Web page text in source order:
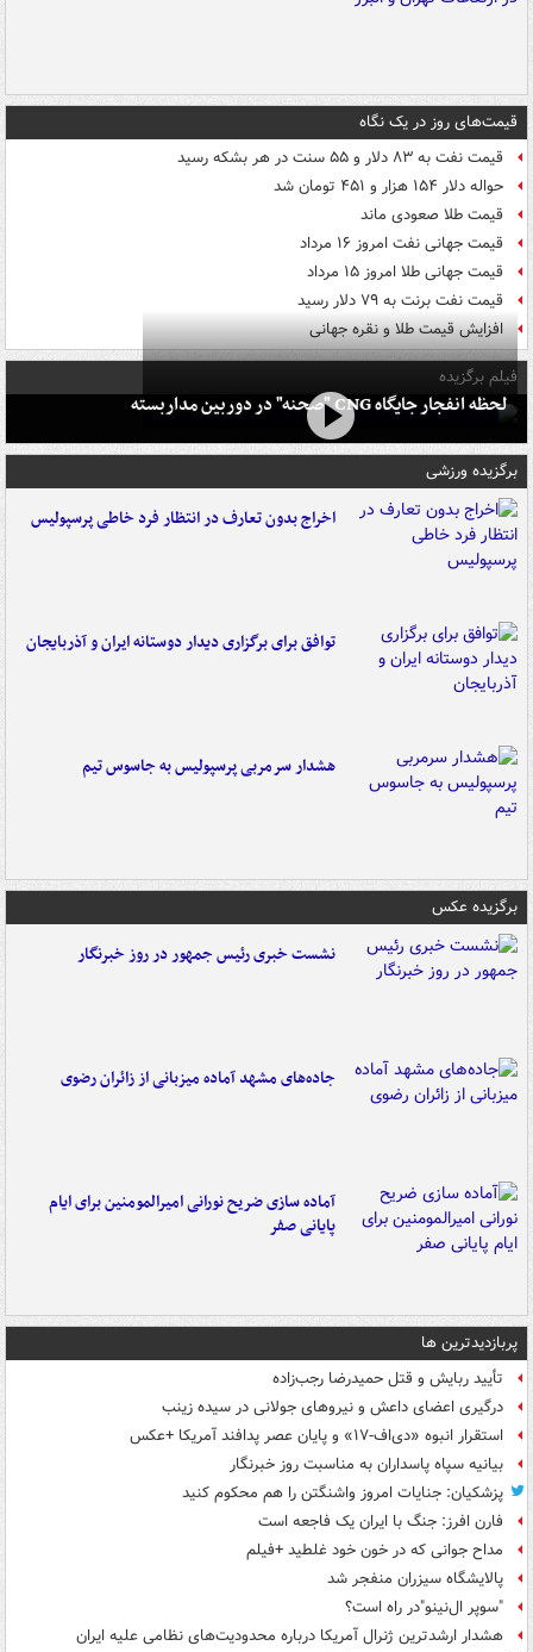
قیمت‌های روز در یک نگاه
قیمت نفت به ۸۳ دلار و ۵۵ سنت در هر بشکه رسید
حواله دلار ۱۵۴ هزار و ۴۵۱ تومان شد
قیمت طلا صعودی ماند
قیمت جهانی نفت امروز ۱۶ مرداد
قیمت جهانی طلا امروز ۱۵ مرداد
قیمت نفت برنت به ۷۹ دلار رسید
افزایش قیمت طلا و نقره جهانی
فیلم برگزیده
لحظه انفجار جایگاه CNG "صحنه" در دوربین مداربسته
برگزیده ورزشی
اخراج بدون تعارف در انتظار فرد خاطی پرسپولیس
توافق برای برگزاری دیدار دوستانه ایران و آذربایجان
هشدار سرمربی پرسپولیس به جاسوس تیم
برگزیده عکس
نشست خبری رئیس جمهور در روز خبرنگار
جاده‌های مشهد آماده میزبانی از زائران رضوی
آماده سازی ضریح نورانی امیرالمومنین برای ایام
پایانی صفر
پربازدیدترین ها
تأیید ربایش و قتل حمیدرضا رجب‌زاده
درگیری اعضای داعش و نیروهای جولانی در سیده زینب
استقرار انبوه «دی‌اف‑۱۷» و پایان عصر پدافند آمریکا +عکس
بیانیه سپاه پاسداران به مناسبت روز خبرنگار
پزشکیان: جنایات امروز واشنگتن را هم محکوم کنید
فارن افرز: جنگ با ایران یک فاجعه است
مداح جوانی که در خون خود غلطید +فیلم
پالایشگاه سیزران منفجر شد
"سوپر ال‌نینو"در راه است؟
هشدار ارشدترین ژنرال آمریکا درباره محدودیت‌های نظامی علیه ایران